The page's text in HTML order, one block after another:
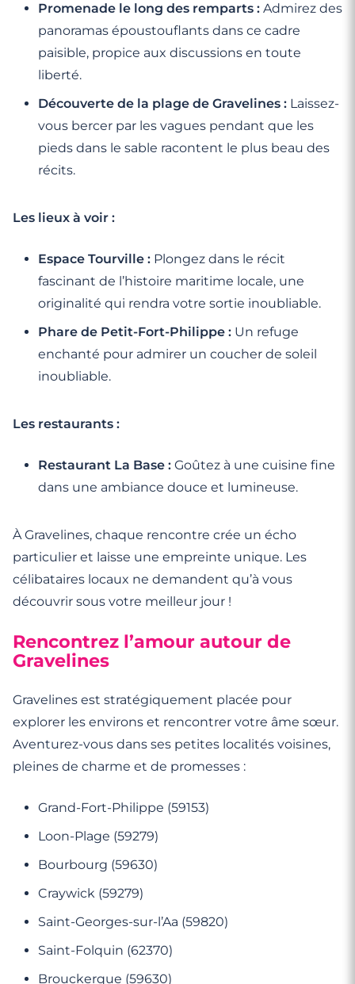
Promenade le long des remparts : Admirez des
panoramas époustouflants dans ce cadre
paisible, propice aux discussions en toute
liberté.
Découverte de la plage de Gravelines : Laissez-
vous bercer par les vagues pendant que les
pieds dans le sable racontent le plus beau des
récits.
Les lieux à voir :
Espace Tourville : Plongez dans le récit
fascinant de l’histoire maritime locale, une
originalité qui rendra votre sortie inoubliable.
Phare de Petit-Fort-Philippe : Un refuge
enchanté pour admirer un coucher de soleil
inoubliable.
Les restaurants :
Restaurant La Base : Goûtez à une cuisine fine
dans une ambiance douce et lumineuse.
À Gravelines, chaque rencontre crée un écho
particulier et laisse une empreinte unique. Les
célibataires locaux ne demandent qu’à vous
découvrir sous votre meilleur jour !
Rencontrez l’amour autour de
Gravelines
Gravelines est stratégiquement placée pour
explorer les environs et rencontrer votre âme sœur.
Aventurez-vous dans ses petites localités voisines,
pleines de charme et de promesses :
Grand-Fort-Philippe (59153)
Loon-Plage (59279)
Bourbourg (59630)
Craywick (59279)
Saint-Georges-sur-l’Aa (59820)
Saint-Folquin (62370)
Brouckerque (59630)